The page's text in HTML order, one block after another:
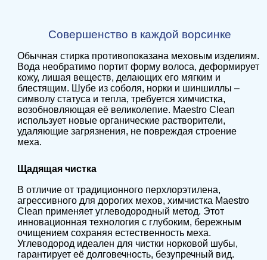
Совершенство в каждой ворсинке
Обычная стирка противопоказана меховым изделиям.
Вода необратимо портит форму волоса, деформирует
кожу, лишая веществ, делающих его мягким и
блестящим. Шубе из соболя, норки и шиншиллы –
символу статуса и тепла, требуется химчистка,
возобновляющая её великолепие. Maestro Clean
использует новые органические растворители,
удаляющие загрязнения, не повреждая строение
меха.
Щадящая чистка
В отличие от традиционного перхлорэтилена,
агрессивного для дорогих мехов, химчистка Maestro
Clean применяет углеводородный метод. Этот
инновационная технология с глубоким, бережным
очищением сохраняя естественность меха.
Углеводород идеален для чистки норковой шубы,
гарантирует её долговечность, безупречный вид.